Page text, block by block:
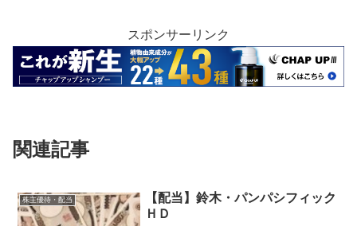
スポンサーリンク
関連記事
株主優待・配当
【配当】鈴木・パンパシフィック
ＨＤ